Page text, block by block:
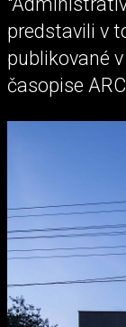
predstavili v
publikované
časopise